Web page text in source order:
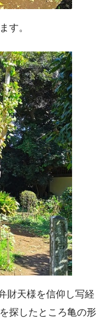
す。
財天様を信仰し写経
探したところ亀の形